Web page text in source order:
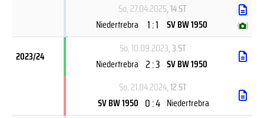
So, 27.04.2025, 14.ST
Niedertrebra
1 : 1 SV BW 1950 ( )
2023/24
So, 10.09.2023, 3.ST
Niedertrebra 2 : 3 SV BW 1950
So, 21.04.2024, 12.ST
SV BW 1950 0 : 4 Niedertrebra